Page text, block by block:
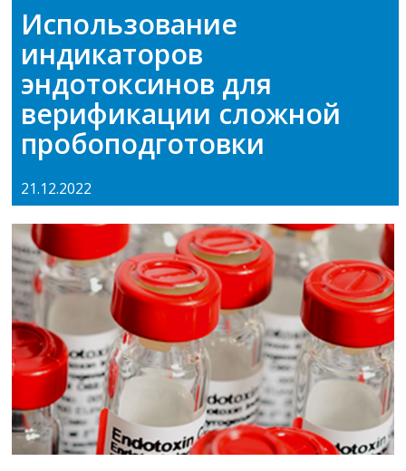
Использование
индикаторов
эндотоксинов для
верификации сложной
пробоподготовки
21.12.2022